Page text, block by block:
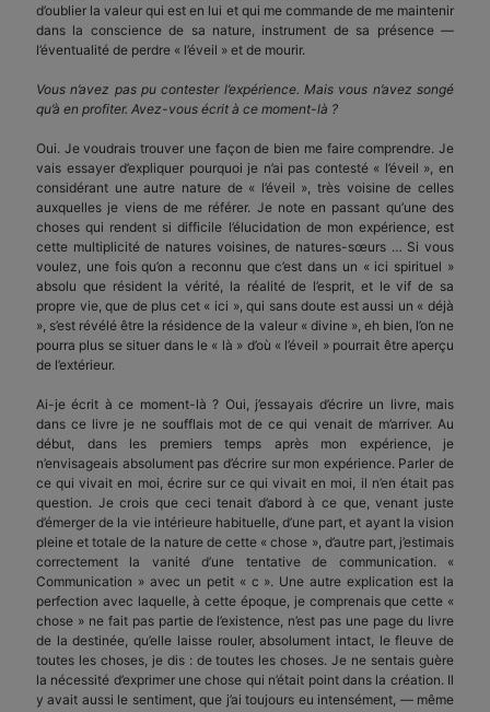
d’oublier la valeur qui est en lui et qui me commande de me maintenir
dans la conscience de sa nature, instrument de sa présence —
l’éventualité de perdre « l’éveil » et de mourir.
Vous n’avez pas pu contester l’expérience. Mais vous n’avez songé
qu’à en profiter. Avez-vous écrit à ce moment-là ?
Oui. Je voudrais trouver une façon de bien me faire comprendre. Je
vais essayer d’expliquer pourquoi je n’ai pas contesté « l’éveil », en
considérant une autre nature de « l’éveil », très voisine de celles
auxquelles je viens de me référer. Je note en passant qu’une des
choses qui rendent si difficile l’élucidation de mon expérience, est
cette multiplicité de natures voisines, de natures-sœurs … Si vous
voulez, une fois qu’on a reconnu que c’est dans un « ici spirituel »
absolu que résident la vérité, la réalité de l’esprit, et le vif de sa
propre vie, que de plus cet « ici », qui sans doute est aussi un « déjà
», s’est révélé être la résidence de la valeur « divine », eh bien, l’on ne
pourra plus se situer dans le « là » d’où « l’éveil » pourrait être aperçu
de l’extérieur.
Ai-je écrit à ce moment-là ? Oui, j’essayais d’écrire un livre, mais
dans ce livre je ne soufflais mot de ce qui venait de m’arriver. Au
début, dans les premiers temps après mon expérience, je
n’envisageais absolument pas d’écrire sur mon expérience. Parler de
ce qui vivait en moi, écrire sur ce qui vivait en moi, il n’en était pas
question. Je crois que ceci tenait d’abord à ce que, venant juste
d’émerger de la vie intérieure habituelle, d’une part, et ayant la vision
pleine et totale de la nature de cette « chose », d’autre part, j’estimais
correctement la vanité d’une tentative de communication. «
Communication » avec un petit « c ». Une autre explication est la
perfection avec laquelle, à cette époque, je comprenais que cette «
chose » ne fait pas partie de l’existence, n’est pas une page du livre
de la destinée, qu’elle laisse rouler, absolument intact, le fleuve de
toutes les choses, je dis : de toutes les choses. Je ne sentais guère
la nécessité d’exprimer une chose qui n’était point dans la création. Il
y avait aussi le sentiment, que j’ai toujours eu intensément, — même